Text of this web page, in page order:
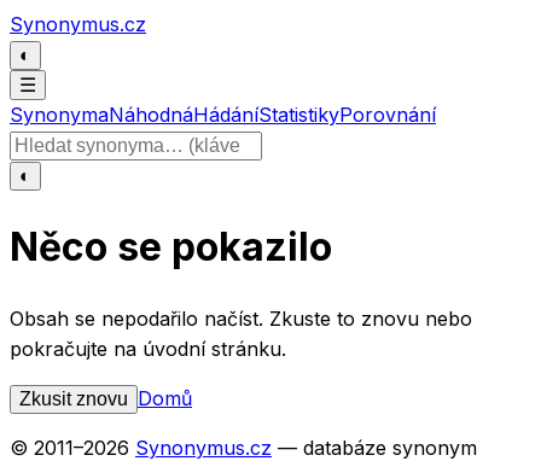
Přeskočit na obsah
Synonymus.cz
◐
☰
SynonymaNáhodnáHádáníStatistikyPorovnání
Hledat slovo
◐
Něco se pokazilo
Obsah se nepodařilo načíst. Zkuste to znovu nebo
pokračujte na úvodní stránku.
Zkusit znovu Domů
© 2011–2026 Synonymus.cz — databáze synonym